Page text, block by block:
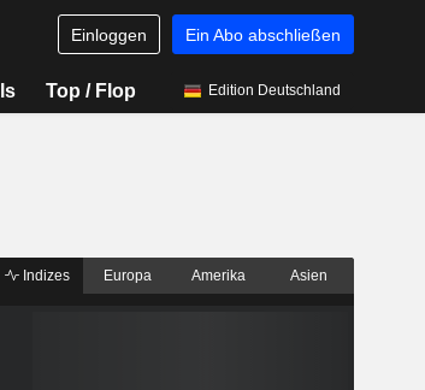
Einloggen Ein Abo abschließen
Top / Flop Edition Deutschland
Indizes Europa Amerika Asien